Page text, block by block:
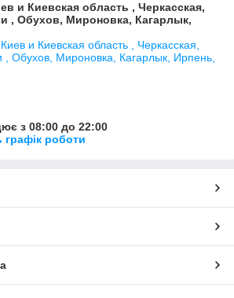
и Киевская область , Черкасская,
, Обухов, Мироновка, Кагарлык,
и Киевская область , Черкасская,
, Обухов, Мироновка, Кагарлык, Ирпень,
з 08:00 до 22:00
графік роботи